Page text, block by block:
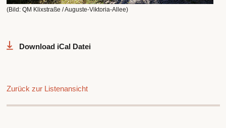
(Bild: QM Klixstraße / Auguste-Viktoria-Allee)
Download iCal Datei
Zurück zur Listenansicht